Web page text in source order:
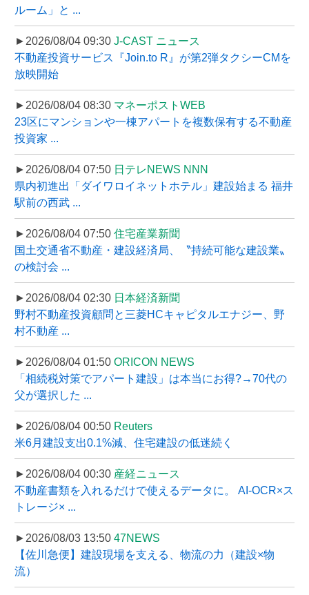
ルーム」と ...
►2026/08/04 09:30 J-CAST ニュース
不動産投資サービス『Join.to R』が第2弾タクシーCMを
放映開始
►2026/08/04 08:30 マネーポストWEB
23区にマンションや一棟アパートを複数保有する不動産
投資家 ...
►2026/08/04 07:50 日テレNEWS NNN
県内初進出「ダイワロイネットホテル」建設始まる 福井
駅前の西武 ...
►2026/08/04 07:50 住宅産業新聞
国土交通省不動産・建設経済局、〝持続可能な建設業〟
の検討会 ...
►2026/08/04 02:30 日本経済新聞
野村不動産投資顧問と三菱HCキャピタルエナジー、野
村不動産 ...
►2026/08/04 01:50 ORICON NEWS
「相続税対策でアパート建設」は本当にお得?→70代の
父が選択した ...
►2026/08/04 00:50 Reuters
米6月建設支出0.1%減、住宅建設の低迷続く
►2026/08/04 00:30 産経ニュース
不動産書類を入れるだけで使えるデータに。 AI-OCR×ス
トレージ× ...
►2026/08/03 13:50 47NEWS
【佐川急便】建設現場を支える、物流の力（建設×物
流）